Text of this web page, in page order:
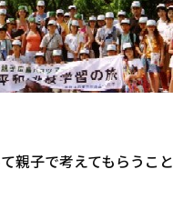
親子で考えてもらうこ